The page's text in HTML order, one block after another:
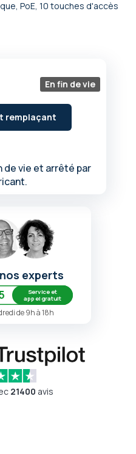
PoE, 10 touches d'accès
En fin de vie
remplaçant
de vie et arrêté par
experts
Service et
appel gratuit
de 9h à 18h
21400 avis